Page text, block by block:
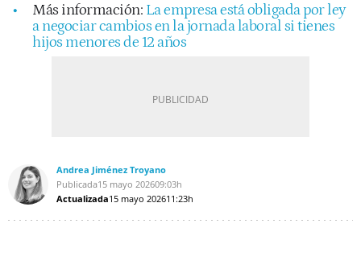
Más información: La empresa está obligada por ley
a negociar cambios en la jornada laboral si tienes
hijos menores de 12 años
Andrea Jiménez Troyano
Publicada15 mayo 202609:03h
Actualizada15 mayo 202611:23h